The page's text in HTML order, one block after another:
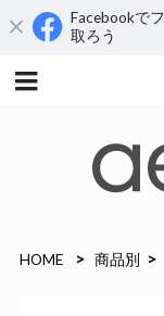
Facebookで
取ろう
HOME 商品別